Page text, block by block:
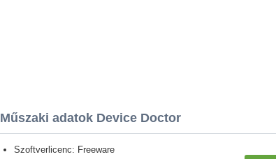
Műszaki adatok Device Doctor
Szoftverlicenc: Freeware